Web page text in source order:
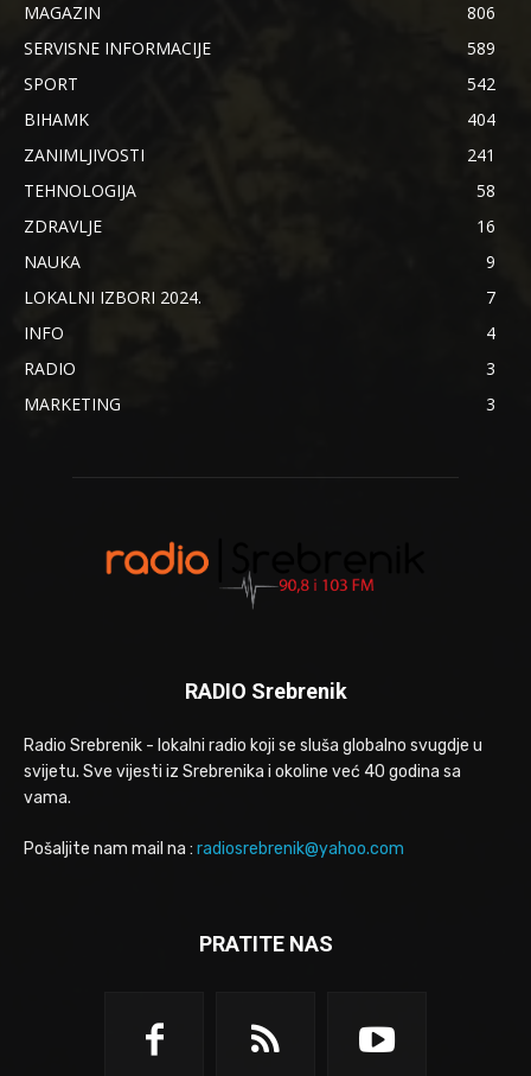
MAGAZIN
806
SERVISNE INFORMACIJE
589
SPORT
542
BIHAMK
404
ZANIMLJIVOSTI
241
TEHNOLOGIJA
58
ZDRAVLJE
16
NAUKA
9
LOKALNI IZBORI 2024.
7
INFO
4
RADIO
3
MARKETING
3
RADIO Srebrenik
Radio Srebrenik - lokalni radio koji se sluša globalno svugdje u
svijetu. Sve vijesti iz Srebrenika i okoline već 40 godina sa
vama.
Pošaljite nam mail na : radiosrebrenik@yahoo.com
PRATITE NAS